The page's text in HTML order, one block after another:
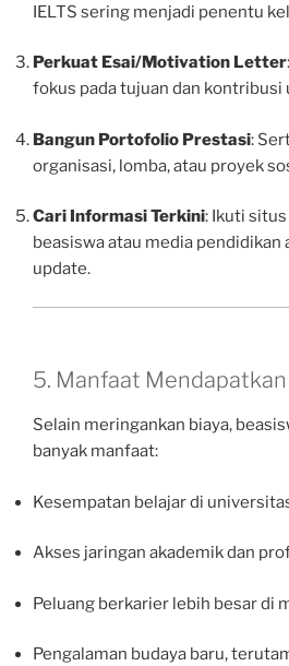
IELTS sering menjadi penentu
Perkuat Esai/Motivation Letter
fokus pada tujuan dan kontribusi
Bangun Portofolio Prestasi:
organisasi, lomba, atau proyek
Cari Informasi Terkini: Ikuti
beasiswa atau media pendidikan
update.
5. Manfaat
Selain meringankan biaya,
banyak manfaat:
Kesempatan belajar di
Akses jaringan akademik dan
Peluang berkarier lebih besar di
Pengalaman budaya baru,